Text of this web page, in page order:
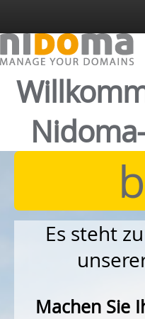
Registrieren Sie Sich
Deutsch
English
Es steht
Machen Sie